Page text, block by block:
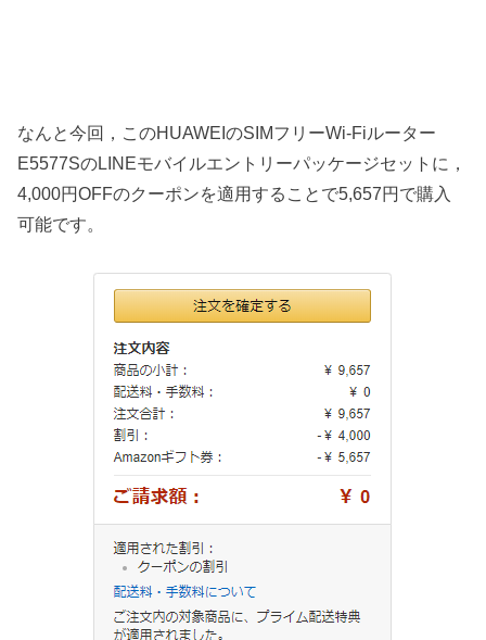
なんと今回，このHUAWEIのSIMフリーWi-Fiルーター
E5577SのLINEモバイルエントリーパッケージセットに，
4,000円OFFのクーポンを適用することで5,657円で購入
可能です。